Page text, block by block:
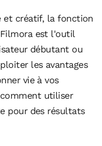
et créatif, la fonction
est l'outil
débutant ou
les avantages
vie à vos
utiliser
pour des résultats